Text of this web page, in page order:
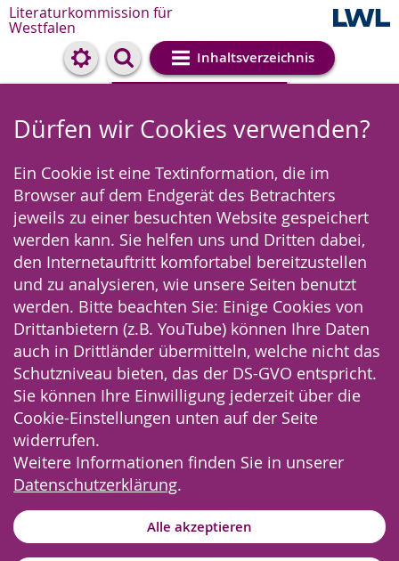
Literaturkommission für
Westfalen
Inhaltsverzeichnis
Cookie-Einstellungen
Dürfen wir Cookies verwenden?
Ein Cookie ist eine Textinformation, die im
Browser auf dem Endgerät des Betrachters
jeweils zu einer besuchten Website gespeichert
werden kann. Sie helfen uns und Dritten dabei,
den Internetauftritt komfortabel bereitzustellen
und zu analysieren, wie unsere Seiten benutzt
werden. Bitte beachten Sie: Einige Cookies von
Drittanbietern (z.B. YouTube) können Ihre Daten
auch in Drittländer übermitteln, welche nicht das
Schutzniveau bieten, das der DS-GVO entspricht.
Sie können Ihre Einwilligung jederzeit über die
Cookie-Einstellungen unten auf der Seite
widerrufen.
Weitere Informationen finden Sie in unserer
Datenschutzerklärung.
Alle akzeptieren